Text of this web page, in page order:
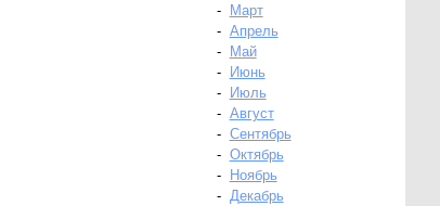
-
Март
- Апрель
-
Май
-
Июнь
-
Июль
- Август
- Сентябрь
- Октябрь
-
Ноябрь
- Декабрь